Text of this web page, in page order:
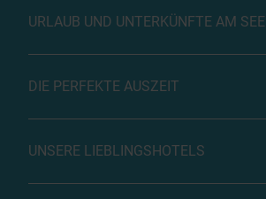
URLAUB UND UNTERKÜNFTE AM SEE
DIE PERFEKTE AUSZEIT
UNSERE LIEBLINGSHOTELS